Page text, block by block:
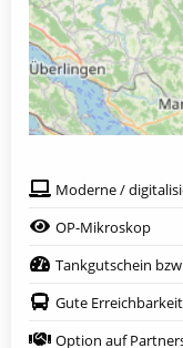
Moderne /
OP-Mikroskop
Tankgutschein
Gute
Option auf